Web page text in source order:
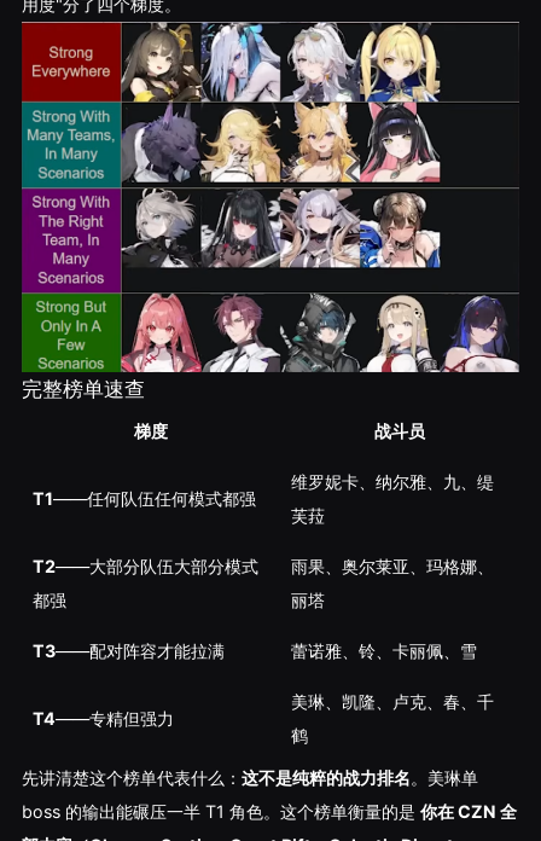
完整榜单速查
梯度 战斗员
T1——任何队伍任何模式都强
维罗妮卡、纳尔雅、九、缇
芙菈
T2——大部分队伍大部分模式
都强
雨果、奥尔莱亚、玛格娜、
丽塔
T3——配对阵容才能拉满 蕾诺雅、铃、卡丽佩、雪
T4——专精但强力
美琳、凯隆、卢克、春、千
鹤
先讲清楚这个榜单代表什么： 这不是纯粹的战力排名。美琳单
boss 的输出能碾压一半 T1 角色。这个榜单衡量的是 你在 CZN 全